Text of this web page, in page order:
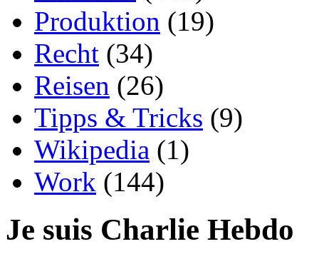
Produktion (19)
Recht (34)
Reisen (26)
Tipps & Tricks (9)
Wikipedia (1)
Work (144)
Je suis Charlie Hebdo